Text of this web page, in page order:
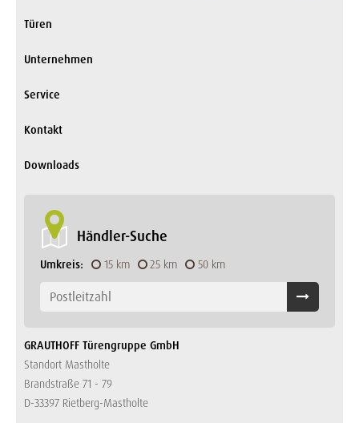
Türen
Unternehmen
Service
Kontakt
Downloads
Händler-Suche
Umkreis: 15 km 25 km 50 km
GRAUTHOFF Türengruppe GmbH
Standort Mastholte
Brandstraße 71 - 79
D-33397 Rietberg-Mastholte